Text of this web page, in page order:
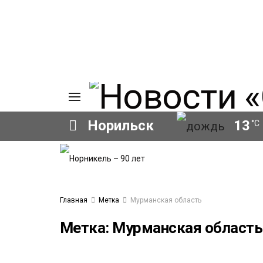
Норильск 13 °C
Главная Метка Мурманская область
Метка: Мурманская область